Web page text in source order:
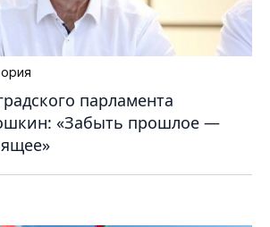
парламента
«Забыть прошлое —